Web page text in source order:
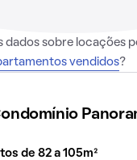
dados sobre locações
vendidos?
de 82 a 105m²